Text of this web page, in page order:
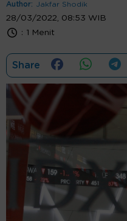
Author: Jakfar Shodik
28/03/2022, 08:53 WIB
: 1 Menit
Share